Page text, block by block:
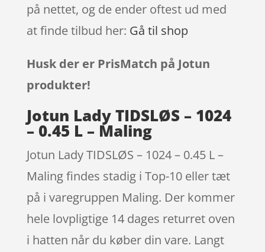
på nettet, og de ender oftest ud med
at finde tilbud her: Gå til shop
Husk der er PrisMatch på Jotun
produkter!
Jotun Lady TIDSLØS – 1024
– 0.45 L – Maling
Jotun Lady TIDSLØS – 1024 – 0.45 L –
Maling findes stadig i Top-10 eller tæt
på i varegruppen Maling. Der kommer
hele lovpligtige 14 dages returret oven
i hatten når du køber din vare. Langt